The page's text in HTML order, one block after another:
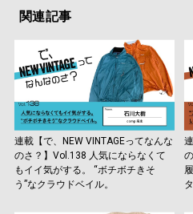
関連記事
連載【で、NEW VINTAGEってなんな
のさ？】Vol.138 人気にならなくて
もイイ気がする。 “ボチボチきそ
う”なクラウドベイル。